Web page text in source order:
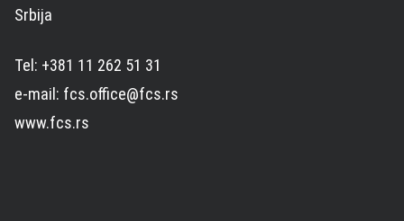
Srbija
Tel: +381 11 262 51 31
e-mail: fcs.office@fcs.rs
www.fcs.rs